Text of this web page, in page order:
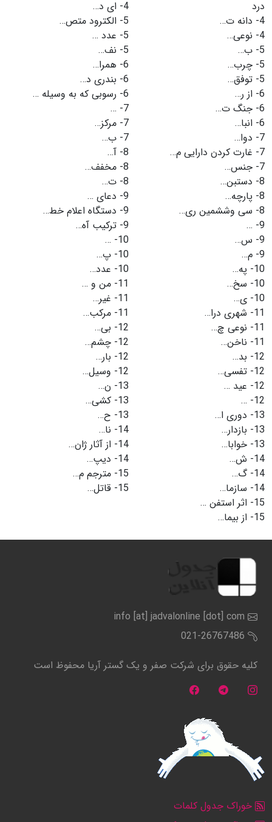
درد
4- دانه ت…
4- نوعی…
5- ب…
5- چرب…
5- توفق…
6- از ر…
6- جنگ ت…
6- انبا…
7- دوا…
7- غارت کردن دارایی م…
7- جنس…
8- دستبن…
8- پارچه…
8- سی وششمین ری…
9-
…
9- س…
9- م…
10- په…
10- سخ…
10- ی…
11- شهری درا…
11- نوعی چ…
11- ناخن…
12- بد…
12- تفسی…
12- عید …
12-
…
13- دوری ا…
13- بازدار…
13- خوابا…
14- ش…
14- گ…
14- سازما…
15- اثر استفن …
15- از بیما…
4- ای د…
5- الکترود متص…
5- عدد …
5- نف…
6- همرا…
6- بندری د…
6- رسوبی كه به وسیله …
7-
…
7- مرکز…
7- ب…
8- آ…
8- مخفف…
8- ت…
9- دعای …
9- دستگاه اعلام خط…
9- ترکیب آه…
10-
…
10- پ…
10- عدد…
11- من و …
11- غیر…
11- مرکب…
12- بی…
12- چشم…
12- بار…
12- وسیل…
13- ن…
13- کشی…
13- ح…
14- نا…
14- از آثار ژان…
14- دیپ…
15- مترجم م…
15- قاتل…
info [at] jadvalonline [dot] com
021-26767486
کلیه حقوق برای شرکت صفر و یک گستر آریا محفوظ است
خوراک جدول کلمات